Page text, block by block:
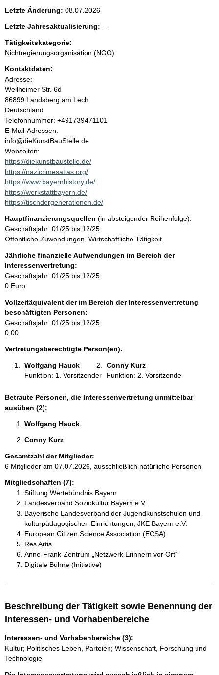
t
e
n
i
n
h
a
l
t
Letzte Änderung: 08.07.2026
Letzte Jahresaktualisierung: –l
r
Tätigkeitskategorie:
Nichtregierungsorganisation (NGO)
Kontaktdaten:
Adresse:
Weilheimer Str. 6d
86899 Landsberg am Lech
Deutschland
K
o
n
t
a
k
t
i
n
o
r
m
a
t
i
o
e
n
:
Telefonnummer: +491739471101
E-Mail-Adressen:
info@dieKunstBauStelle.de
Webseiten:
https://diekunstbaustelle.de/
https://nazicrimesatlas.org/
https://www.bayernhistory.de/
https://werkstattbayern.de/
https://tischdergenerationen.de/
Hauptfinanzierungsquellen (in absteigender Reihenfolge):
Geschäftsjahr: 01/25 bis 12/25
Öffentliche Zuwendungen, Wirtschaftliche Tätigkeit
Jährliche finanzielle Aufwendungen im Bereich der
Interessenvertretung:
Geschäftsjahr: 01/25 bis 12/25
0 Euro
Vollzeitäquivalent der im Bereich der Interessenvertretung
beschäftigten Personen:
Geschäftsjahr: 01/25 bis 12/25
0,00
Vertretungsberechtigte Person(en):
Wolfgang Hauck
Funktion: 1. Vorsitzender
Conny Kurz
Funktion: 2. Vorsitzende
Betraute Personen, die Interessenvertretung unmittelbar
ausüben (2):
Wolfgang Hauck
Conny Kurz
Gesamtzahl der Mitglieder:
6 Mitglieder am 07.07.2026, ausschließlich natürliche Personen
Mitgliedschaften (7):
Stiftung Wertebündnis Bayern
Landesverband Soziokultur Bayern e.V.
Bayerische Landesverband der Jugendkunstschulen und
kulturpädagogischen Einrichtungen, JKE Bayern e.V.
European Citizen Science Association (ECSA)
Res Artis
Anne-Frank-Zentrum „Netzwerk Erinnern vor Ort“
Digitale Bühne (Initiative)
Beschreibung der Tätigkeit sowie Benennung der
Interessen- und Vorhabenbereiche
Interessen- und Vorhabenbereiche (3):
Kultur; Politisches Leben, Parteien; Wissenschaft, Forschung und
Technologie